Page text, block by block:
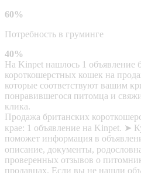
60%
Потребность в груминге
40%
На Kinpet нашлось 1 объявление
короткошерстных кошек на
которые соответствуют вашим
понравившегося питомца и
клика.
Продажа британских
крае: 1 объявление на Kinpet. ➤
поможет информация в
описание, документы,
проверенных отзывов о
продавцах. Если вы не нашли